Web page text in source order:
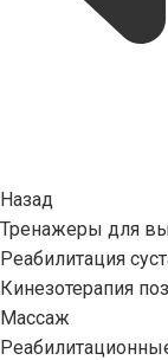
Назад
Тренажеры для
Реабилитация
Кинезотерапия
Массаж